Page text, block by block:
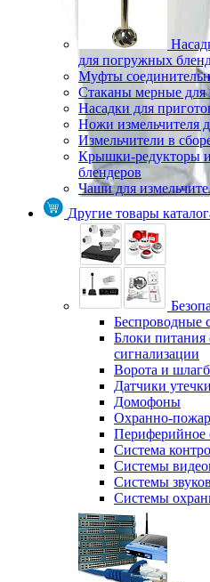
для погружных
Муфты
Стаканы мерные для
Насадки для
Ножи измельчителя
Измельчители в
Крышки-редукторы
блендеров
Чаши для
Другие товары
Беспроводные
Блоки питания
сигнализации
Ворота и
Датчики
Домофоны
Охранно-
Периферийное
Система
Системы
Системы
Системы